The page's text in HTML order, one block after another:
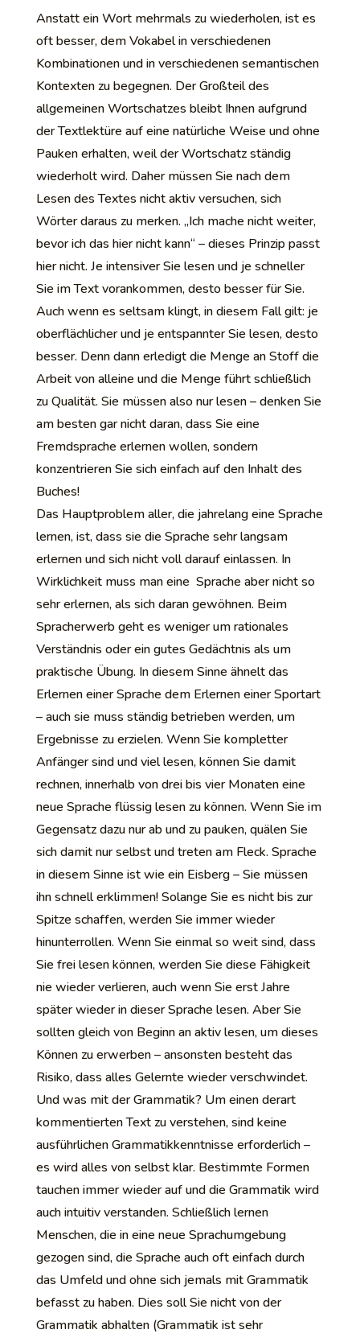
Anstatt ein Wort mehrmals zu wiederholen, ist es
oft besser, dem Vokabel in verschiedenen
Kombinationen und in verschiedenen semantischen
Kontexten zu begegnen. Der Großteil des
allgemeinen Wortschatzes bleibt Ihnen aufgrund
der Textlektüre auf eine natürliche Weise und ohne
Pauken erhalten, weil der Wortschatz ständig
wiederholt wird. Daher müssen Sie nach dem
Lesen des Textes nicht aktiv versuchen, sich
Wörter daraus zu merken. „Ich mache nicht weiter,
bevor ich das hier nicht kann“ – dieses Prinzip passt
hier nicht. Je intensiver Sie lesen und je schneller
Sie im Text vorankommen, desto besser für Sie.
Auch wenn es seltsam klingt, in diesem Fall gilt: je
oberflächlicher und je entspannter Sie lesen, desto
besser. Denn dann erledigt die Menge an Stoff die
Arbeit von alleine und die Menge führt schließlich
zu Qualität. Sie müssen also nur lesen – denken Sie
am besten gar nicht daran, dass Sie eine
Fremdsprache erlernen wollen, sondern
konzentrieren Sie sich einfach auf den Inhalt des
Buches!
Das Hauptproblem aller, die jahrelang eine Sprache
lernen, ist, dass sie die Sprache sehr langsam
erlernen und sich nicht voll darauf einlassen. In
Wirklichkeit muss man eine Sprache aber nicht so
sehr erlernen, als sich daran gewöhnen. Beim
Spracherwerb geht es weniger um rationales
Verständnis oder ein gutes Gedächtnis als um
praktische Übung. In diesem Sinne ähnelt das
Erlernen einer Sprache dem Erlernen einer Sportart
– auch sie muss ständig betrieben werden, um
Ergebnisse zu erzielen. Wenn Sie kompletter
Anfänger sind und viel lesen, können Sie damit
rechnen, innerhalb von drei bis vier Monaten eine
neue Sprache flüssig lesen zu können. Wenn Sie im
Gegensatz dazu nur ab und zu pauken, quälen Sie
sich damit nur selbst und treten am Fleck. Sprache
in diesem Sinne ist wie ein Eisberg – Sie müssen
ihn schnell erklimmen! Solange Sie es nicht bis zur
Spitze schaffen, werden Sie immer wieder
hinunterrollen. Wenn Sie einmal so weit sind, dass
Sie frei lesen können, werden Sie diese Fähigkeit
nie wieder verlieren, auch wenn Sie erst Jahre
später wieder in dieser Sprache lesen. Aber Sie
sollten gleich von Beginn an aktiv lesen, um dieses
Können zu erwerben – ansonsten besteht das
Risiko, dass alles Gelernte wieder verschwindet.
Und was mit der Grammatik? Um einen derart
kommentierten Text zu verstehen, sind keine
ausführlichen Grammatikkenntnisse erforderlich –
es wird alles von selbst klar. Bestimmte Formen
tauchen immer wieder auf und die Grammatik wird
auch intuitiv verstanden. Schließlich lernen
Menschen, die in eine neue Sprachumgebung
gezogen sind, die Sprache auch oft einfach durch
das Umfeld und ohne sich jemals mit Grammatik
befasst zu haben. Dies soll Sie nicht von der
Grammatik abhalten (Grammatik ist sehr